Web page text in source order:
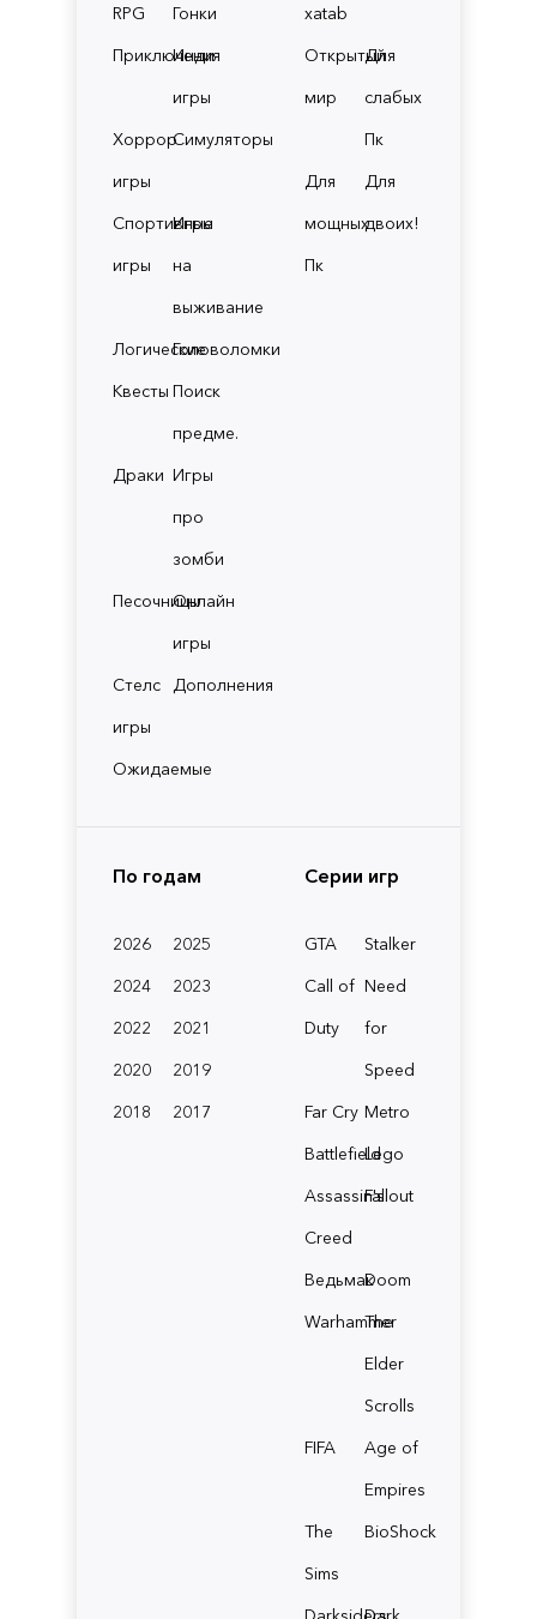
RPG
Гонки
Приключения
Инди
игры
Хоррор
игры
Симуляторы
Спортивные
игры
Игры
на
выживание
ЛогическиеГоловоломки
Квесты Поиск
предме.
Драки Игры
про
зомби
ПесочницыОнлайн
игры
Стелс
игры
Дополнения
Ожидаемые
xatab
Открытый
мир
Для
слабых
Пк
Для
мощных
Пк
Для
двоих!
По годам
2026
2025
2024
2023
2022
2021
2020
2019
2018
2017
Серии игр
GTA
Stalker
Call of
Duty
Need
for
Speed
Far Cry Metro
BattlefieldLego
Assassin's
Creed
Fallout
ВедьмакDoom
Warhammer
The
Elder
Scrolls
FIFA
Age of
Empires
The
Sims
BioShock